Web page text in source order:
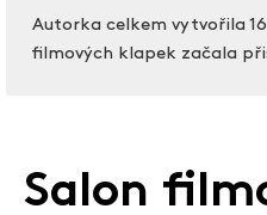
Autorka celkem vytvořila
filmových klapek začala
Salon